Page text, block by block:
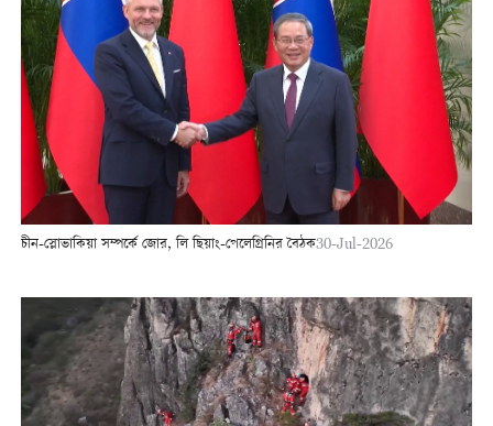
চীন-স্লোভাকিয়া সম্পর্কে জোর, লি ছিয়াং-পেলেগ্রিনির বৈঠক30-Jul-2026